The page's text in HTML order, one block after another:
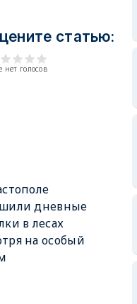
статью:
нет голосов
дневные
в лесах
на особый